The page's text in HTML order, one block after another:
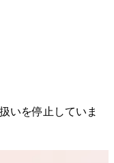
いを停止していま